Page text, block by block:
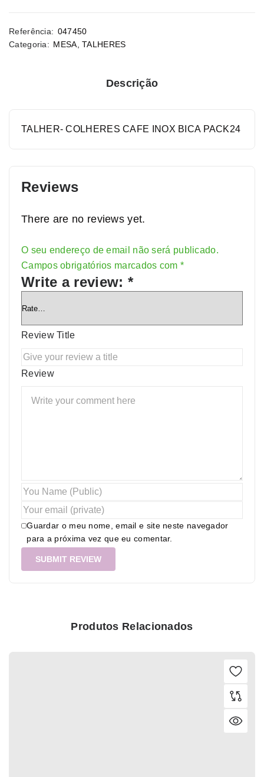
Referência: 047450
Categoria: MESA ,TALHERES
Descrição
TALHER- COLHERES CAFE INOX BICA PACK24
Reviews
There are no reviews yet.
O seu endereço de email não será publicado.
Campos obrigatórios marcados com *
Write a review: *
Review Title
Review
Guardar o meu nome, email e site neste navegador
para a próxima vez que eu comentar.
Alternative:
Produtos Relacionados